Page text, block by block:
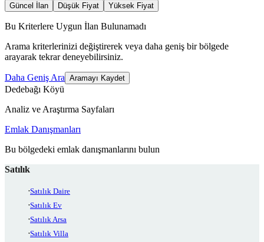
Güncel İlan
Düşük Fiyat Yüksek Fiyat
Bu Kriterlere Uygun İlan Bulunamadı
Arama kriterlerinizi değiştirerek veya daha geniş bir bölgede
arayarak tekrar deneyebilirsiniz.
Daha Geniş Ara Aramayı Kaydet
Dedebağı Köyü
Analiz ve Araştırma Sayfaları
Emlak Danışmanları
Bu bölgedeki emlak danışmanlarını bulun
Satılık
Satılık Daire
Satılık Ev
Satılık Arsa
Satılık Villa